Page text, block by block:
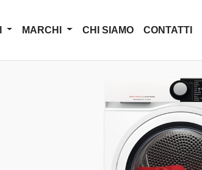
MARCHI CHI SIAMO CONTATTI